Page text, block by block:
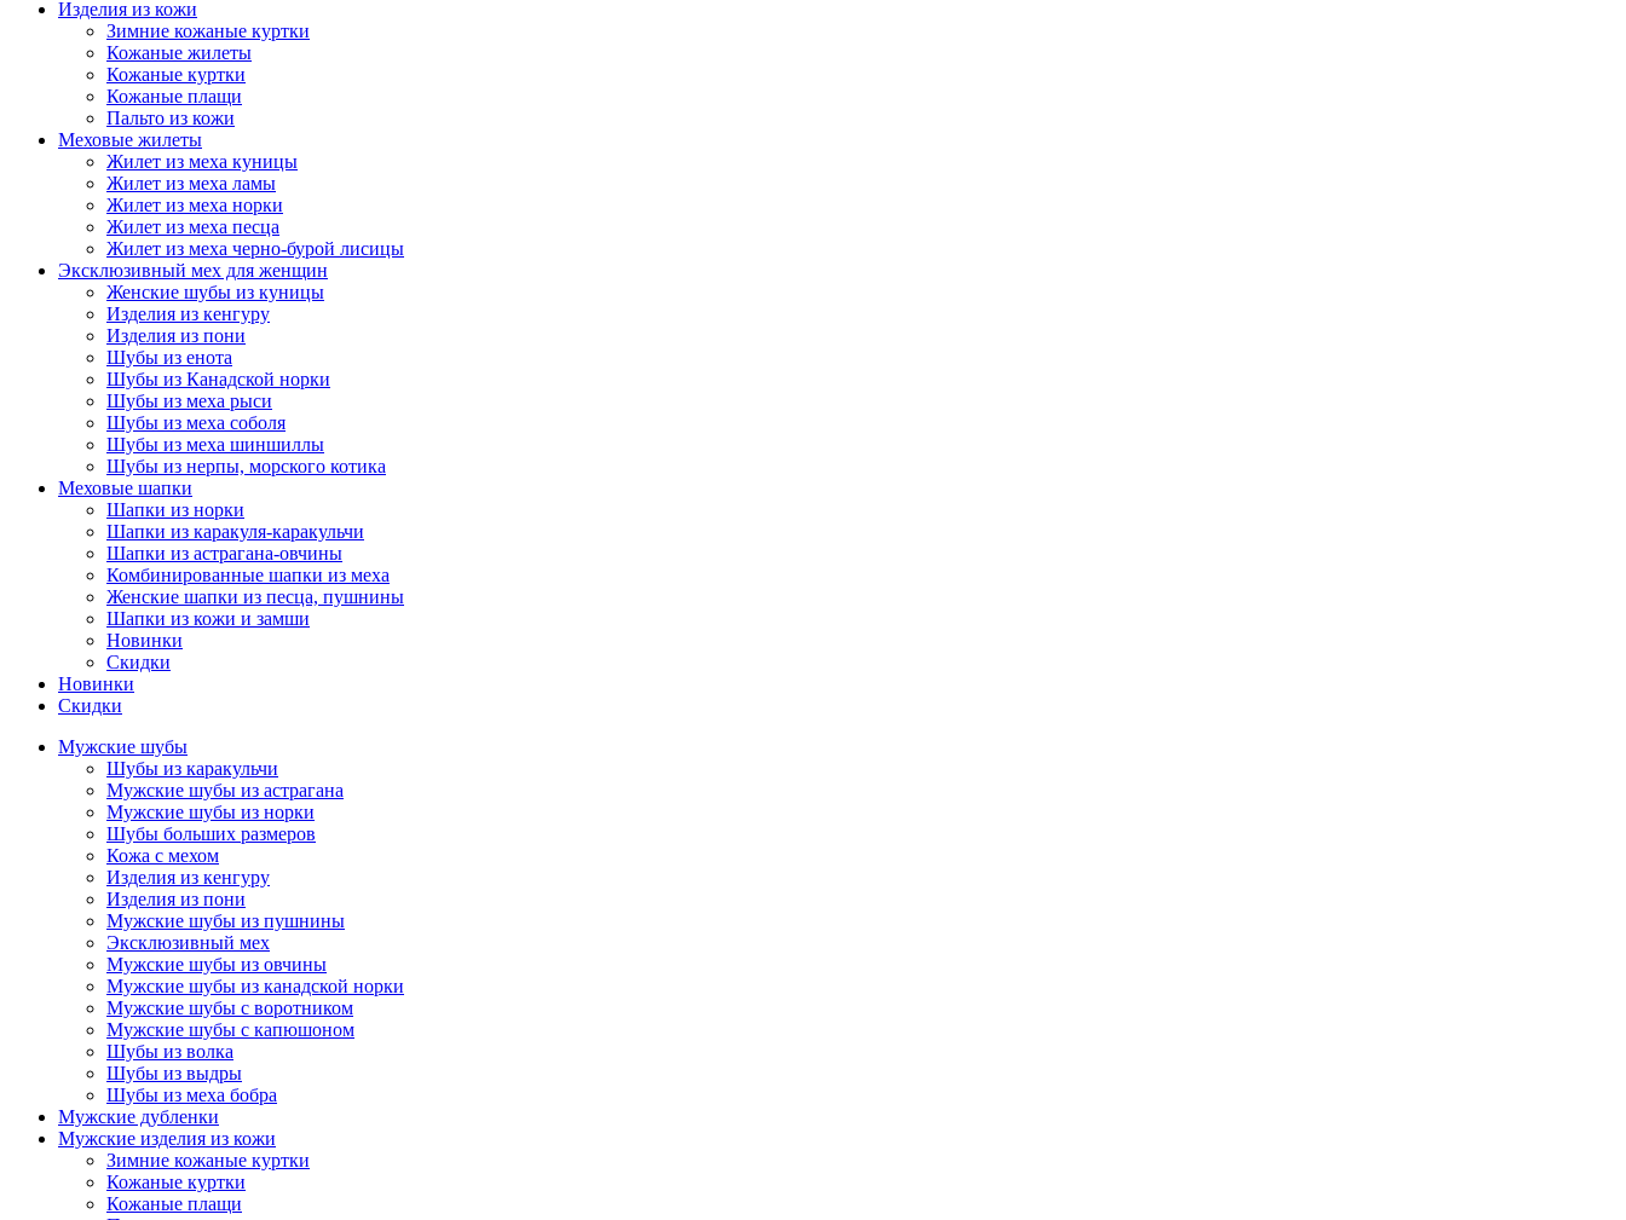
Изделия из кожи
Зимние кожаные куртки
Кожаные жилеты
Кожаные куртки
Кожаные плащи
Пальто из кожи
Меховые жилеты
Жилет из меха куницы
Жилет из меха ламы
Жилет из меха норки
Жилет из меха песца
Жилет из меха черно-бурой лисицы
Эксклюзивный мех для женщин
Женские шубы из куницы
Изделия из кенгуру
Изделия из пони
Шубы из енота
Шубы из Канадской норки
Шубы из меха рыси
Шубы из меха соболя
Шубы из меха шиншиллы
Шубы из нерпы, морского котика
Меховые шапки
Шапки из норки
Шапки из каракуля-каракульчи
Шапки из астрагана-овчины
Комбинированные шапки из меха
Женские шапки из песца, пушнины
Шапки из кожи и замши
Новинки
Скидки
Новинки
Скидки
Мужские шубы
Шубы из каракульчи
Мужские шубы из астрагана
Мужские шубы из норки
Шубы больших размеров
Кожа с мехом
Изделия из кенгуру
Изделия из пони
Мужские шубы из пушнины
Эксклюзивный мех
Мужские шубы из овчины
Мужские шубы из канадской норки
Мужские шубы с воротником
Мужские шубы с капюшоном
Шубы из волка
Шубы из выдры
Шубы из меха бобра
Мужские дубленки
Мужские изделия из кожи
Зимние кожаные куртки
Кожаные куртки
Кожаные плащи